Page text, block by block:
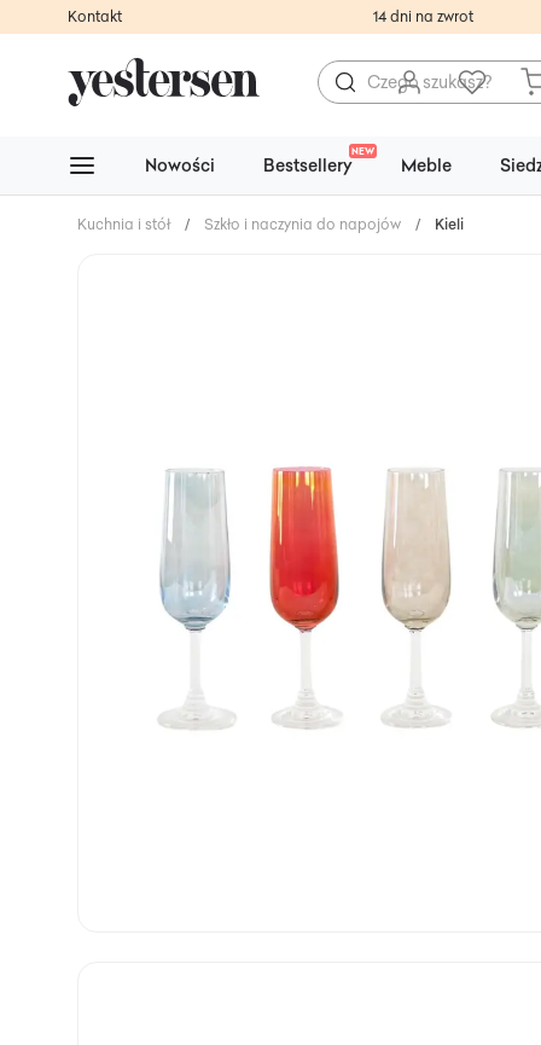
Kontakt 14 dni na zwrot
Nowości Bestsellery
NEW
Meble
Kuchnia i stół / Szkło i naczynia do napojów / Kieliszki do